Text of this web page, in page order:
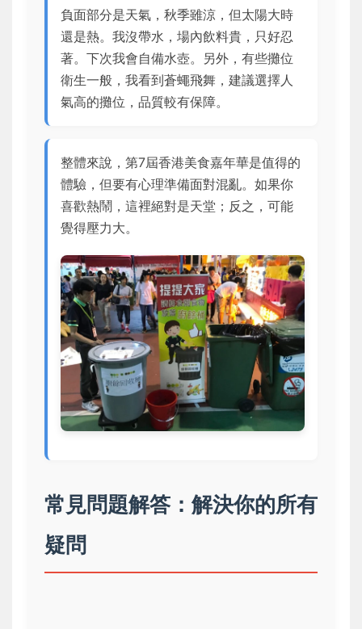
負面部分是天氣，秋季雖涼，但太陽大時
還是熱。我沒帶水，場內飲料貴，只好忍
著。下次我會自備水壺。另外，有些攤位
衛生一般，我看到蒼蠅飛舞，建議選擇人
氣高的攤位，品質較有保障。
整體來說，第7屆香港美食嘉年華是值得的
體驗，但要有心理準備面對混亂。如果你
喜歡熱鬧，這裡絕對是天堂；反之，可能
覺得壓力大。
常見問題解答：解決你的所有
疑問